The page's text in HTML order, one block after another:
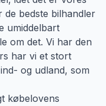
de bedste bilhandler
umiddelbart
om det. Vi har den
har vi et stort
og udland, som
købelovens